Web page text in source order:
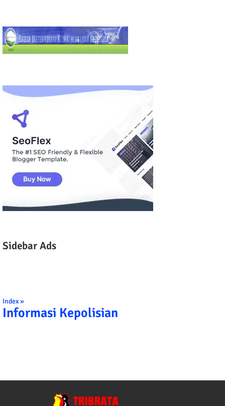
Sidebar Ads
Index »
Informasi Kepolisian